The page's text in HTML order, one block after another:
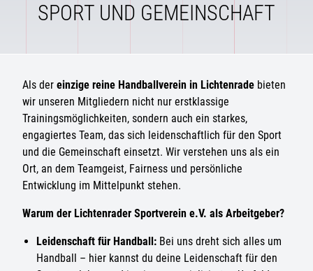
SPORT UND GEMEINSCHAFT
Als der einzige reine Handballverein in Lichtenrade bieten
wir unseren Mitgliedern nicht nur erstklassige
Trainingsmöglichkeiten, sondern auch ein starkes,
engagiertes Team, das sich leidenschaftlich für den Sport
und die Gemeinschaft einsetzt. Wir verstehen uns als ein
Ort, an dem Teamgeist, Fairness und persönliche
Entwicklung im Mittelpunkt stehen.
Warum der Lichtenrader Sportverein e.V. als Arbeitgeber?
Leidenschaft für Handball: Bei uns dreht sich alles um
Handball – hier kannst du deine Leidenschaft für den